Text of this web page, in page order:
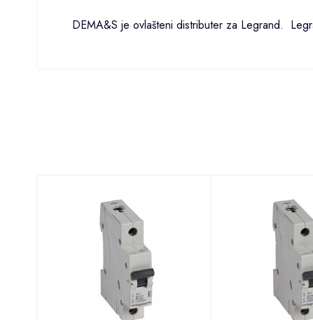
DEMA&S je ovlašteni distributer za Legrand.